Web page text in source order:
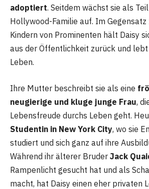
adoptiert. Seitdem wächst sie als
Hollywood-Familie auf. Im Gegensatz
Kindern von Prominenten hält Daisy
aus der Öffentlichkeit zurück und lebt
Leben.
Ihre Mutter beschreibt sie als eine
neugierige und kluge junge Frau,
Lebensfreude durchs Leben geht.
Studentin in New York City, wo sie
studiert und sich ganz auf ihre
Während ihr älterer Bruder Jack
Rampenlicht gesucht hat und als
macht, hat Daisy einen eher privaten